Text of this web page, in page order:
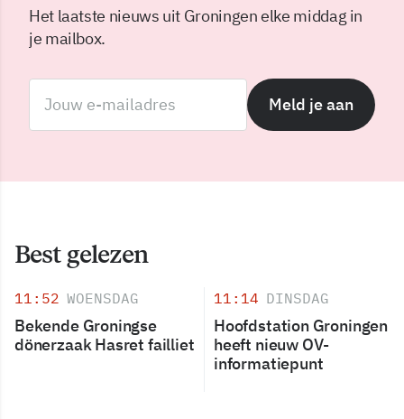
Het laatste nieuws uit Groningen elke middag in
je mailbox.
Meld je aan
Best gelezen
11:52 WOENSDAG
Bekende Groningse
dönerzaak Hasret failliet
11:14 DINSDAG
Hoofdstation Groningen
heeft nieuw OV-
informatiepunt